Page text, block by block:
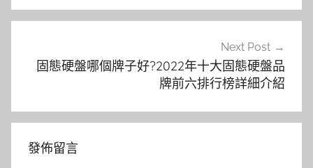
覽
Next Post
固態硬盤哪個牌子好?2022年十大固態硬盤品
牌前六排行榜詳細介紹
發佈留言